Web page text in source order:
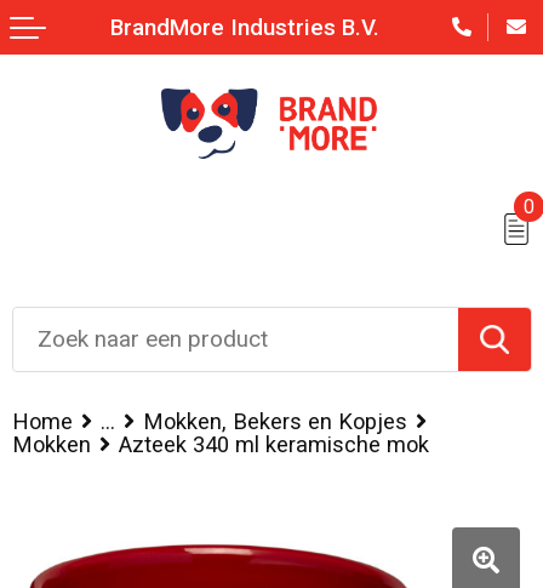
0
BrandMore Industries B.V.
Home ...
Mokken, Bekers en Kopjes
Mokken
Azteek 340 ml keramische mok